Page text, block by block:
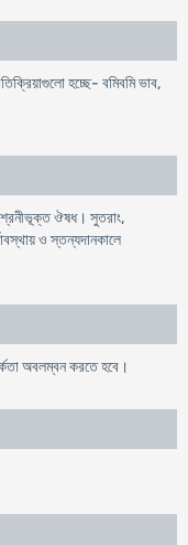
হচ্ছে- বমিবমি ভাব,
ঔষধ। সুতরাং,
ও স্তন্যদানকালে
অবলম্বন করতে হবে।